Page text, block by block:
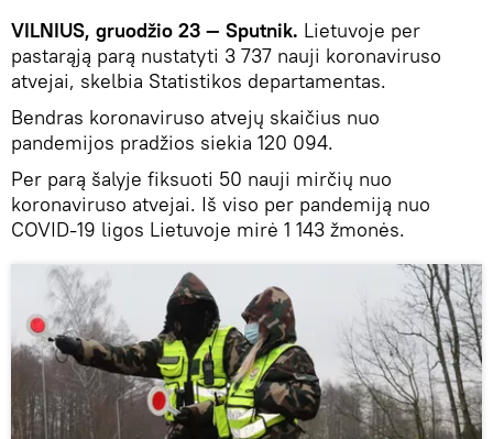
VILNIUS, gruodžio 23 — Sputnik. Lietuvoje per
pastarąją parą nustatyti 3 737 nauji koronaviruso
atvejai, skelbia Statistikos departamentas.
Bendras koronaviruso atvejų skaičius nuo
pandemijos pradžios siekia 120 094.
Per parą šalyje fiksuoti 50 nauji mirčių nuo
koronaviruso atvejai. Iš viso per pandemiją nuo
COVID-19 ligos Lietuvoje mirė 1 143 žmonės.